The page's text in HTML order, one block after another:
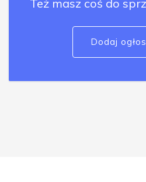
Też masz coś do
Dodaj